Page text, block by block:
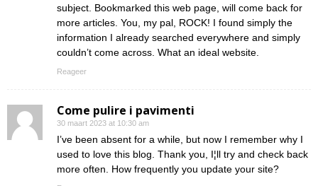
subject. Bookmarked this web page, will come back for
more articles. You, my pal, ROCK! I found simply the
information I already searched everywhere and simply
couldn’t come across. What an ideal website.
Reageer
Come pulire i pavimenti
30 maart 2023 at 10:30 am
I’ve been absent for a while, but now I remember why I
used to love this blog. Thank you, I¦ll try and check back
more often. How frequently you update your site?